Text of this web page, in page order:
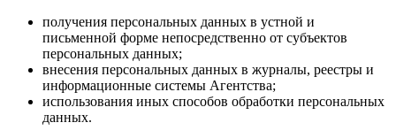
получения персональных данных в устной и
письменной форме непосредственно от субъектов
персональных данных;
внесения персональных данных в журналы, реестры и
информационные системы Агентства;
использования иных способов обработки персональных
данных.